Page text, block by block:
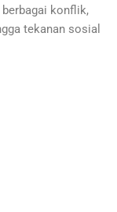
konflik,
tekanan sosial